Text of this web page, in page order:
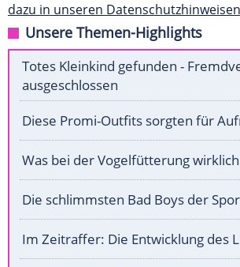
dazu in unseren
Unsere Themen-Highlights
Totes Kleinkind gefunden -
ausgeschlossen
Diese Promi-Outfits sorgten für
Was bei der Vogelfütterung
Die schlimmsten Bad Boys der
Im Zeitraffer: Die Entwicklung des